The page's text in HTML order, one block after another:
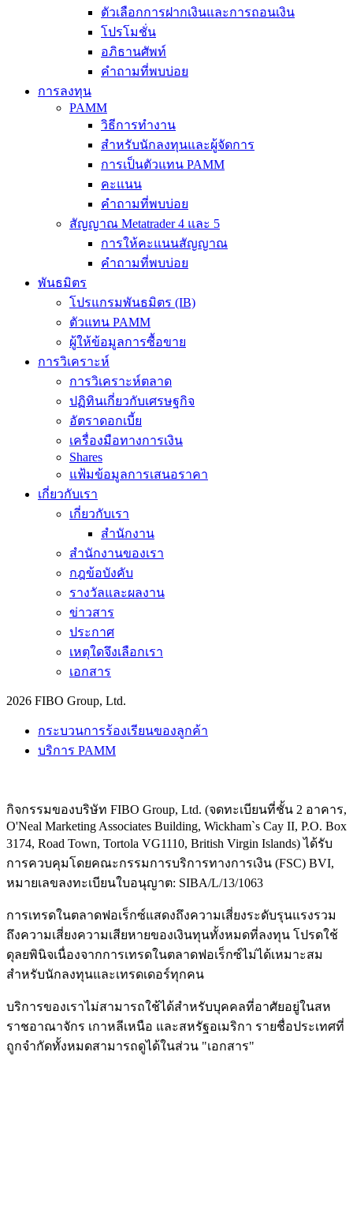
ตัวเลือกการฝากเงินและการถอนเงิน
โปรโมชั่น
อภิธานศัพท์
คำถามที่พบบ่อย
การลงทุน
PAMM
วิธีการทำงาน
สำหรับนักลงทุนและผู้จัดการ
การเป็นตัวแทน PAMM
คะแนน
คำถามที่พบบ่อย
สัญญาณ Metatrader 4 และ 5
การให้คะแนนสัญญาณ
คำถามที่พบบ่อย
พันธมิตร
โปรแกรมพันธมิตร (IB)
ตัวแทน PAMM
ผู้ให้ข้อมูลการซื้อขาย
การวิเคราะห์
การวิเคราะห์ตลาด
ปฏิทินเกี่ยวกับเศรษฐกิจ
อัตราดอกเบี้ย
เครื่องมือทางการเงิน
Shares
แฟ้มข้อมูลการเสนอราคา
เกี่ยวกับเรา
เกี่ยวกับเรา
สำนักงาน
สำนักงานของเรา
กฎข้อบังคับ
รางวัลและผลงาน
ข่าวสาร
ประกาศ
เหตุใดจึงเลือกเรา
เอกสาร
2026 FIBO Group, Ltd.
กระบวนการร้องเรียนของลูกค้า
บริการ PAMM
กิจกรรมของบริษัท FIBO Group, Ltd. (จดทะเบียนที่ชั้น 2 อาคาร,
O'Neal Marketing Associates Building, Wickham`s Cay II, P.O. Box
3174, Road Town, Tortola VG1110, British Virgin Islands) ได้รับ
การควบคุมโดยคณะกรรมการบริการทางการเงิน (FSC) BVI,
หมายเลขลงทะเบียนใบอนุญาต: SIBA/L/13/1063
การเทรดในตลาดฟอเร็กซ์แสดงถึงความเสี่ยงระดับรุนแรงรวม
ถึงความเสี่ยงความเสียหายของเงินทุนทั้งหมดที่ลงทุน โปรดใช้
ดุลยพินิจเนื่องจากการเทรดในตลาดฟอเร็กซ์ไม่ได้เหมาะสม
สำหรับนักลงทุนและเทรดเดอร์ทุกคน
บริการของเราไม่สามารถใช้ได้สำหรับบุคคลที่อาศัยอยู่ในสห
ราชอาณาจักร เกาหลีเหนือ และสหรัฐอเมริกา รายชื่อประเทศที่
ถูกจำกัดทั้งหมดสามารถดูได้ในส่วน "เอกสาร"